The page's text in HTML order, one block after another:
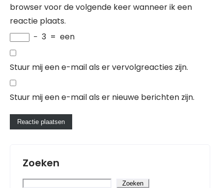
browser voor de volgende keer wanneer ik een
reactie plaats.
− 3 = een
Stuur mij een e-mail als er vervolgreacties zijn.
Stuur mij een e-mail als er nieuwe berichten zijn.
Zoeken
Zoeken